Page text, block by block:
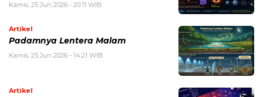
Kamis, 25 Jun 2026 - 20:11 WIB
Artikel
Padamnya Lentera Malam
Kamis, 25 Jun 2026 - 14:21 WIB
Artikel